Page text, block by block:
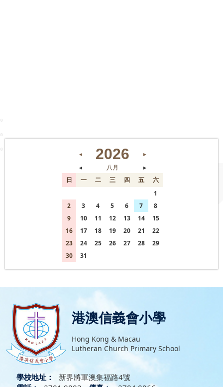
◄ 2026
►
◄
八月 ►
日 一 二 三 四 五
六
1
2
3 4 5 6 7
8
9
10 11 12 13 14
15
16
17 18 19 20 21
22
23
24 25 26 27 28
29
30
31
港澳信義會小學
Hong Kong & Macau
Lutheran Church Primary School
學校地址：
新界將軍澳集福路4號